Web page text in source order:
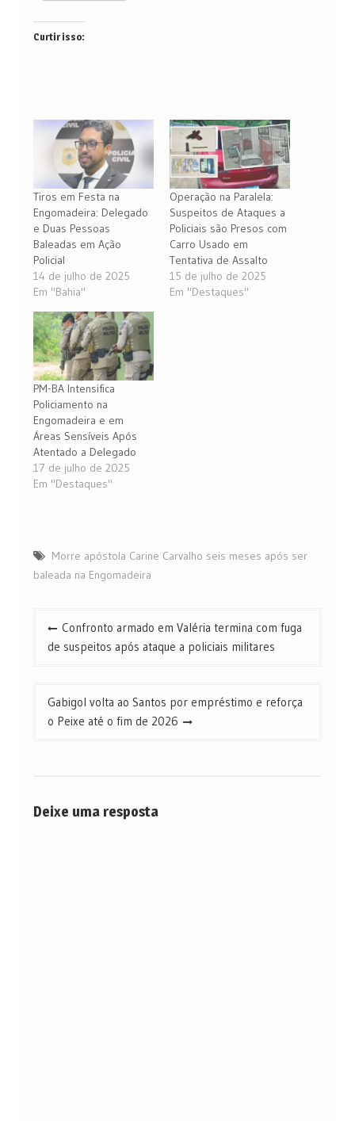
Curtir isso:
Tiros em Festa na
Engomadeira: Delegado
e Duas Pessoas
Baleadas em Ação
Policial
14 de julho de 2025
Em "Bahia"
Operação na Paralela:
Suspeitos de Ataques a
Policiais são Presos com
Carro Usado em
Tentativa de Assalto
15 de julho de 2025
Em "Destaques"
PM-BA Intensifica
Policiamento na
Engomadeira e em
Áreas Sensíveis Após
Atentado a Delegado
17 de julho de 2025
Em "Destaques"
Morre apóstola Carine Carvalho seis meses após ser
baleada na Engomadeira
Navegação
de
Confronto armado em Valéria termina com fuga
de suspeitos após ataque a policiais militares
Gabigol volta ao Santos por empréstimo e reforça
o Peixe até o fim de 2026
Deixe uma resposta